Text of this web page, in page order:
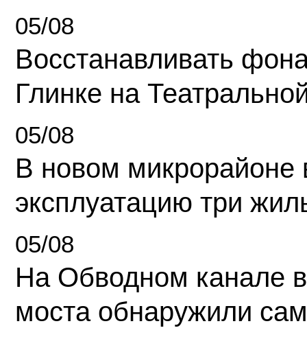
05/08
Восстанавливать
Глинке на
05/08
В новом микрорайоне
эксплуатацию три
05/08
На Обводном канале
моста обнаружили